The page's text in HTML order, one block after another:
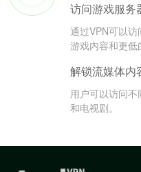
访问游戏服务
通过VPN可以
游戏内容和更低
解锁流媒体内
用户可以访问
和电视剧。